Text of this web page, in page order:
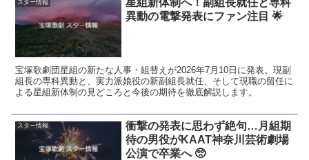
スター情報
異動の電撃発表にファン注目 🌟
宝塚歌劇団星組の新たな人事・組替えが2026年7月10日に発表。現副
組長の専科異動と、実力派娘役の新副組長就任、そして現職の留任に
よる星組新体制の見どころと今後の期待を徹底解説します。
スター情報
衝撃の発表に思わず絶句…月組期
待の男役がKAAT神奈川芸術劇場
公演で卒業へ 🥺